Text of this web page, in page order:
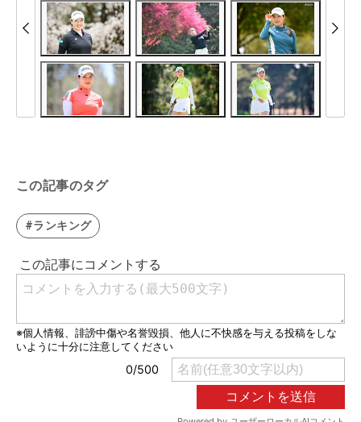
この記事のタグ
#ランキング